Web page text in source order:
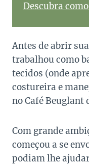
Descubra
Antes de abrir
trabalhou como
tecidos (onde
costureira e
no Café Beuglant
Com grande
começou a se
podiam lhe